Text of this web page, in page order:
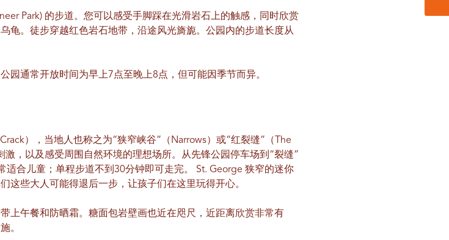
Park) 的步道。您可以感受手脚踩在光滑岩石上的触感，同时欣赏
龟。徒步穿越红色岩石地带，沿途风光旖旎。公园内的步道长度从
园通常开放时间为早上7点至晚上8点，但可能因季节而异。
），当地人也称之为“狭窄峡谷”（Narrows）或“红裂缝”（The
，以及感受周围自然环境的理想场所。从先锋公园停车场到“裂缝”
合儿童；单程步道不到30分钟即可走完。 St. George 狭窄的迷你
这些大人可能得退后一步，让孩子们在这里玩得开心。
上午餐和防晒霜。糖面包岩壁画也近在咫尺，近距离欣赏非常有
。